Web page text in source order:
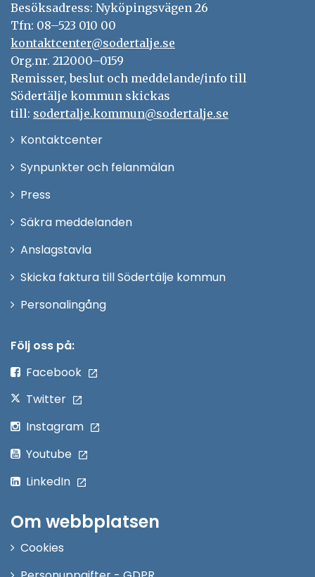
Besöksadress: Nyköpingsvägen 26
Tfn: 08–523 010 00
kontaktcenter@sodertalje.se
Org.nr. 212000–0159
Remisser, beslut och meddelande/info till
Södertälje kommun skickas
till: sodertalje.kommun@sodertalje.se
KontaktcenterÖppna
Synpunkter och felanmälan
Press
fönster
Säkra meddelanden
Anslagstavla
Skicka faktura till Södertälje kommun
PersonalingångÖppna
Följ oss på:
Facebook
Twitter
Instagram
Youtube
LinkedIn
Om webbplatsen
Cookies